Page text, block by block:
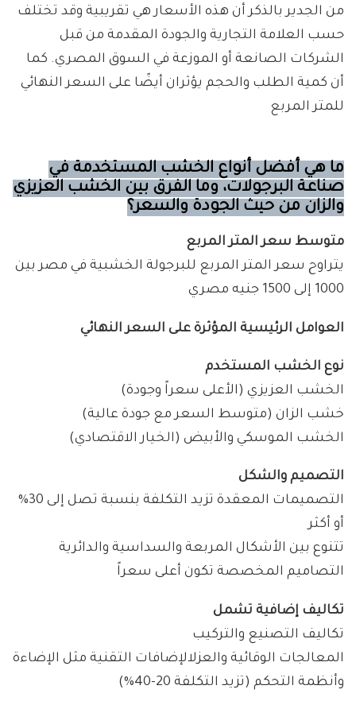
من الجدير بالذكر أن هذه الأسعار هي تقريبية وقد تختلف
حسب العلامة التجارية والجودة المقدمة من قبل
الشركات الصانعة أو الموزعة في السوق المصري. كما
أن كمية الطلب والحجم يؤثران أيضًا على السعر النهائي
للمتر المربع
ما هي أفضل أنواع الخشب المستخدمة في
صناعة البرجولات، وما الفرق بين الخشب العزيزي
والزان من حيث الجودة والسعر؟
متوسط سعر المتر المربع
يتراوح سعر المتر المربع للبرجولة الخشبية في مصر بين
1000 إلى 1500 جنيه مصري
العوامل الرئيسية المؤثرة على السعر النهائي
نوع الخشب المستخدم
الخشب العزيزي (الأعلى سعراً وجودة)
خشب الزان (متوسط السعر مع جودة عالية)
الخشب الموسكي والأبيض (الخيار الاقتصادي)
التصميم والشكل
التصميمات المعقدة تزيد التكلفة بنسبة تصل إلى 30%
أو أكثر
تتنوع بين الأشكال المربعة والسداسية والدائرية
التصاميم المخصصة تكون أعلى سعراً
تكاليف إضافية تشمل
تكاليف التصنيع والتركيب
المعالجات الوقائية والعزلالإضافات التقنية مثل الإضاءة
وأنظمة التحكم (تزيد التكلفة 20-40%)